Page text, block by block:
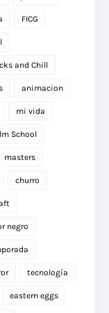
FICG
and Chill
animacion
mi vida
School
masters
churro
negro
tecnología
eastern eggs